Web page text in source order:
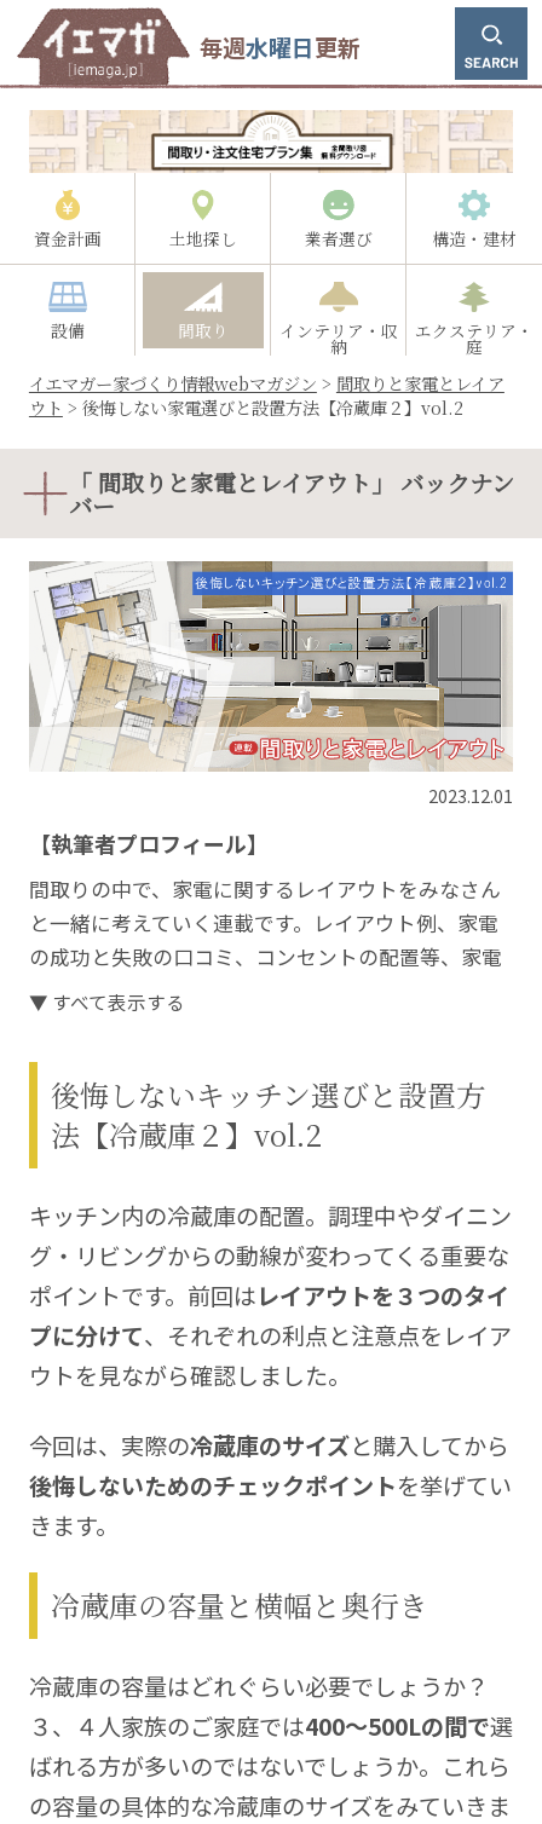
毎週水曜日更新
資金計画 土地探し 業者選び 構造・建材
設備 間取り インテリア・収
納
エクステリア・
庭
イエマガー家づくり情報webマガジン > 間取りと家電とレイア
ウト > 後悔しない家電選びと設置方法【冷蔵庫２】vol.2
「 間取りと家電とレイアウト」 バックナン
バー
2023.12.01
【執筆者プロフィール】
間取りの中で、家電に関するレイアウトをみなさん
と一緒に考えていく連載です。レイアウト例、家電
の成功と失敗の口コミ、コンセントの配置等、家電
にまつわるトピックを取り上げていきます。
https://blog.kisekinomyhome.com/
集部
間取り図：株式会社ホームプランニング1000
https://www.megasoft.co.jp/madori/
▼ すべて表示する
後悔しないキッチン選びと設置方
法【冷蔵庫２】vol.2
キッチン内の冷蔵庫の配置。調理中やダイニン
グ・リビングからの動線が変わってくる重要な
ポイントです。前回はレイアウトを３つのタイ
プに分けて、それぞれの利点と注意点をレイア
ウトを見ながら確認しました。
今回は、実際の冷蔵庫のサイズと購入してから
後悔しないためのチェックポイントを挙げてい
きます。
冷蔵庫の容量と横幅と奥行き
冷蔵庫の容量はどれぐらい必要でしょうか？
３、４人家族のご家庭では400～500Lの間で選
ばれる方が多いのではないでしょうか。これら
の容量の具体的な冷蔵庫のサイズをみていきま